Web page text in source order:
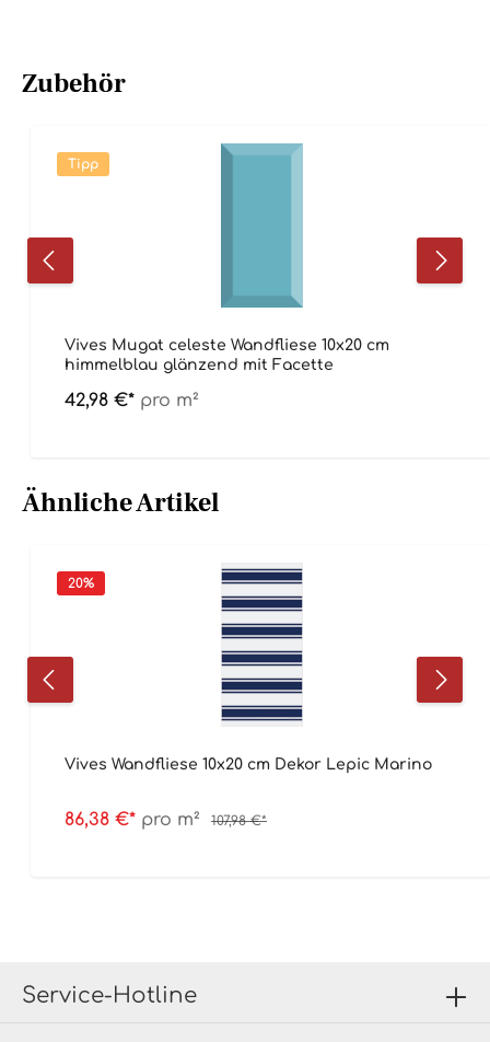
Zubehör
Tipp
Vives Mugat celeste Wandfliese 10x20 cm
himmelblau glänzend mit Facette
42,98 €* pro m²
Ähnliche Artikel
20%
Vives Wandfliese 10x20 cm Dekor Lepic Marino
86,38 €* pro m² 107,98 €*
Service-Hotline